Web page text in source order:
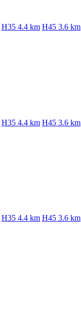
H35 4.4 km H45 3.6 km
H35 4.4 km H45 3.6 km
H35 4.4 km H45 3.6 km